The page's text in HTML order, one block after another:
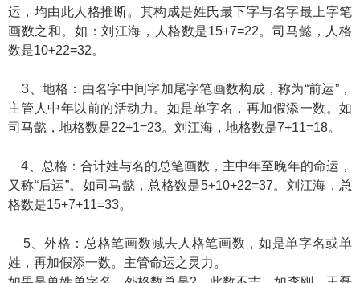
运，均由此人格推断。其构成是姓氏最下字与名字最上字笔
画数之和。如：刘江海，人格数是15+7=22。司马懿，人格
数是10+22=32。
3、地格：由名字中间字加尾字笔画数构成，称为“前运”，
主管人中年以前的活动力。如是单字名，再加假添一数。如
司马懿，地格数是22+1=23。刘江海，地格数是7+11=18。
4、总格：合计姓与名的总笔画数，主中年至晚年的命运，
又称“后运”。如司马懿，总格数是5+10+22=37。刘江海，总
格数是15+7+11=33。
5、外格：总格笔画数减去人格笔画数，如是单字名或单
姓，再加假添一数。主管命运之灵力。